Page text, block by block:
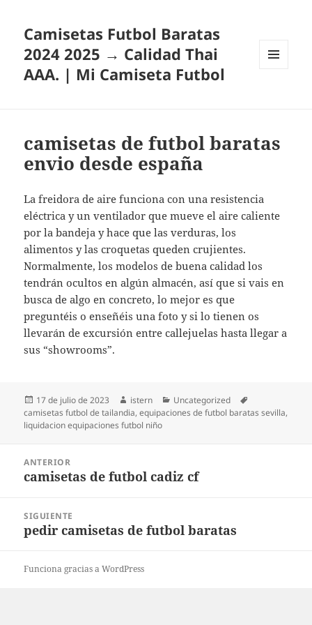
Camisetas Futbol Baratas
2024 2025 → Calidad Thai
AAA. | Mi Camiseta Futbol
camisetas de futbol baratas
envio desde españa
La freidora de aire funciona con una resistencia
eléctrica y un ventilador que mueve el aire caliente
por la bandeja y hace que las verduras, los
alimentos y las croquetas queden crujientes.
Normalmente, los modelos de buena calidad los
tendrán ocultos en algún almacén, así que si vais en
busca de algo en concreto, lo mejor es que
preguntéis o enseñéis una foto y si lo tienen os
llevarán de excursión entre callejuelas hasta llegar a
sus “showrooms”.
Publicado
el
17 de julio de 2023 Autor
istern Categorías
Uncategorized
camisetas futbol de tailandia,equipaciones de futbol baratas sevilla,
liquidacion equipaciones futbol niño
entradas
ANTERIOR
Entrada
camisetas de futbol cadiz cf
SIGUIENTE
Entrada
pedir camisetas de futbol baratas
Funciona gracias a WordPress